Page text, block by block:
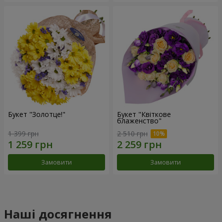
Букет "Золотце!"
1 399 грн
Замовити
Букет "Квіткове
блаженство"
2 510 грн
Замовити
Наші досягнення